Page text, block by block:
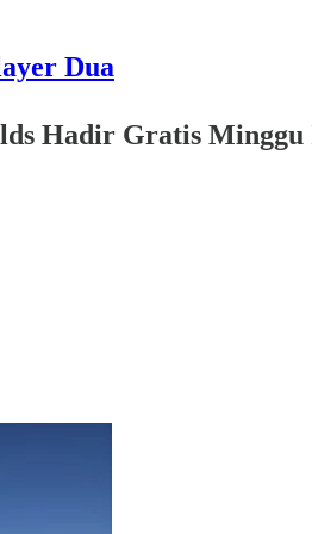
Dua
Hadir Gratis